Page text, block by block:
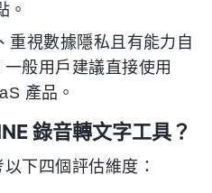
。
重視數據隱私且有能力自
般用戶建議直接使用
產品。
錄音轉文字工具？
下四個評估維度：